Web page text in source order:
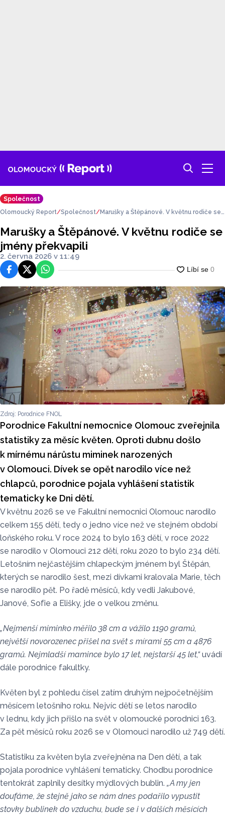
Společnost
Olomoucký Report Společnost
Marušky a Štěpánové. V květnu rodiče se j
Marušky a Štěpánové. V květnu rodiče se
jmény překvapili
2. června 2026 v 11:49
FacebookPlatforma X
WhatsApp
Zdroj: Porodnice FNOL
Porodnice Fakultní nemocnice Olomouc zveřejnila
statistiky za měsíc květen. Oproti dubnu došlo
k mírnému nárůstu miminek narozených
v Olomouci. Dívek se opět narodilo více než
chlapců, porodnice pojala vyhlášení statistik
tematicky ke Dni dětí.
V květnu 2026 se ve Fakultní nemocnici Olomouc narodilo
celkem 155 dětí, tedy o jedno více než ve stejném období
loňského roku. V roce 2024 to bylo 163 dětí, v roce 2022
se narodilo v Olomouci 212 dětí, roku 2020 to bylo 234 dětí.
Letošním nejčastějším chlapeckým jménem byl Štěpán,
kterých se narodilo šest, mezi dívkami kralovala Marie, těch
se narodilo pět. Po řadě měsíců, kdy vedli Jakubové,
Janové, Sofie a Elišky, jde o velkou změnu.
„Nejmenší miminko měřilo 38 cm a vážilo 1190 gramů,
největší novorozenec přišel na svět s mírami 55 cm a 4876
gramů. Nejmladší mamince bylo 17 let, nejstarší 45 let,“uvádí
dále porodnice fakultky.
Květen byl z pohledu čísel zatím druhým nejpočetnějším
měsícem letošního roku. Nejvíc dětí se letos narodilo
v lednu, kdy jich přišlo na svět v olomoucké porodnici 163.
Za pět měsíců roku 2026 se v Olomouci narodilo už 749 dětí.
Statistiku za květen byla zveřejněna na Den dětí, a tak
pojala porodnice vyhlášení tematicky. Chodbu porodnice
tentokrát zaplnily desítky mýdlových bublin. „A my jen
doufáme, že stejně jako se nám dnes podařilo vypustit
stovky bublinek do vzduchu, bude se i v dalších měsících